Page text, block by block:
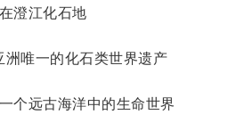
在澄江化石地
洲唯一的化石类世界遗产
个远古海洋中的生命世界